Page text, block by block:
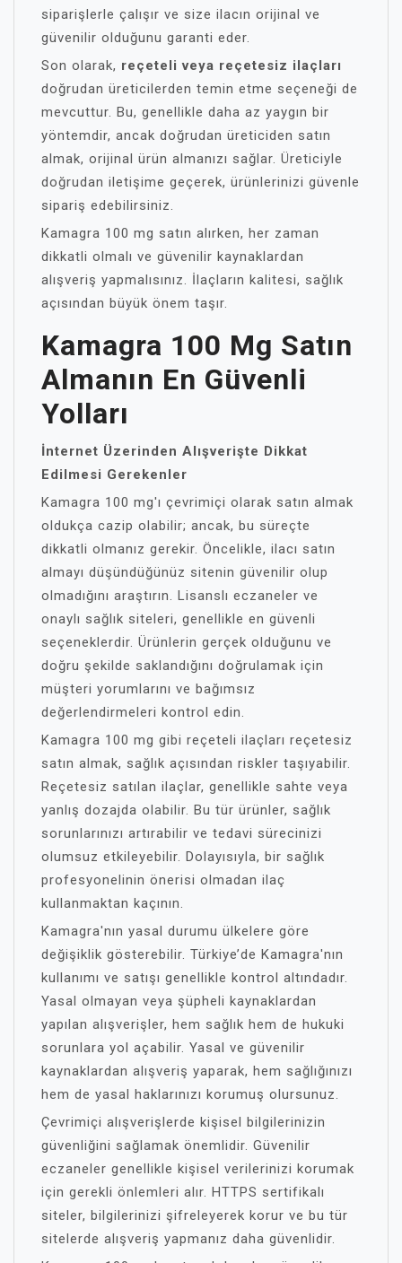
siparişlerle çalışır ve size ilacın orijinal ve
güvenilir olduğunu garanti eder.
Son olarak, reçeteli veya reçetesiz ilaçları
doğrudan üreticilerden temin etme seçeneği de
mevcuttur. Bu, genellikle daha az yaygın bir
yöntemdir, ancak doğrudan üreticiden satın
almak, orijinal ürün almanızı sağlar. Üreticiyle
doğrudan iletişime geçerek, ürünlerinizi güvenle
sipariş edebilirsiniz.
Kamagra 100 mg satın alırken, her zaman
dikkatli olmalı ve güvenilir kaynaklardan
alışveriş yapmalısınız. İlaçların kalitesi, sağlık
açısından büyük önem taşır.
Kamagra 100 Mg Satın
Almanın En Güvenli
Yolları
İnternet Üzerinden Alışverişte Dikkat
Edilmesi Gerekenler
Kamagra 100 mg'ı çevrimiçi olarak satın almak
oldukça cazip olabilir; ancak, bu süreçte
dikkatli olmanız gerekir. Öncelikle, ilacı satın
almayı düşündüğünüz sitenin güvenilir olup
olmadığını araştırın. Lisanslı eczaneler ve
onaylı sağlık siteleri, genellikle en güvenli
seçeneklerdir. Ürünlerin gerçek olduğunu ve
doğru şekilde saklandığını doğrulamak için
müşteri yorumlarını ve bağımsız
değerlendirmeleri kontrol edin.
Kamagra 100 mg gibi reçeteli ilaçları reçetesiz
satın almak, sağlık açısından riskler taşıyabilir.
Reçetesiz satılan ilaçlar, genellikle sahte veya
yanlış dozajda olabilir. Bu tür ürünler, sağlık
sorunlarınızı artırabilir ve tedavi sürecinizi
olumsuz etkileyebilir. Dolayısıyla, bir sağlık
profesyonelinin önerisi olmadan ilaç
kullanmaktan kaçının.
Kamagra'nın yasal durumu ülkelere göre
değişiklik gösterebilir. Türkiye’de Kamagra'nın
kullanımı ve satışı genellikle kontrol altındadır.
Yasal olmayan veya şüpheli kaynaklardan
yapılan alışverişler, hem sağlık hem de hukuki
sorunlara yol açabilir. Yasal ve güvenilir
kaynaklardan alışveriş yaparak, hem sağlığınızı
hem de yasal haklarınızı korumuş olursunuz.
Çevrimiçi alışverişlerde kişisel bilgilerinizin
güvenliğini sağlamak önemlidir. Güvenilir
eczaneler genellikle kişisel verilerinizi korumak
için gerekli önlemleri alır. HTTPS sertifikalı
siteler, bilgilerinizi şifreleyerek korur ve bu tür
sitelerde alışveriş yapmanız daha güvenlidir.